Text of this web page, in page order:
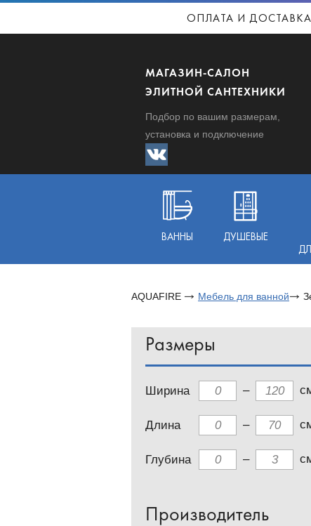
ОПЛАТА И ДОСТАВКА
МАГАЗИН-САЛОН
ЭЛИТНОЙ САНТЕХНИКИ
Подбор по вашим размерам,
установка и подключение
ВАННЫ ДУШЕВЫЕ
AQUAFIRE Мебель для ванной
Размеры
Ширина –
Длина –
Глубина –
Производитель